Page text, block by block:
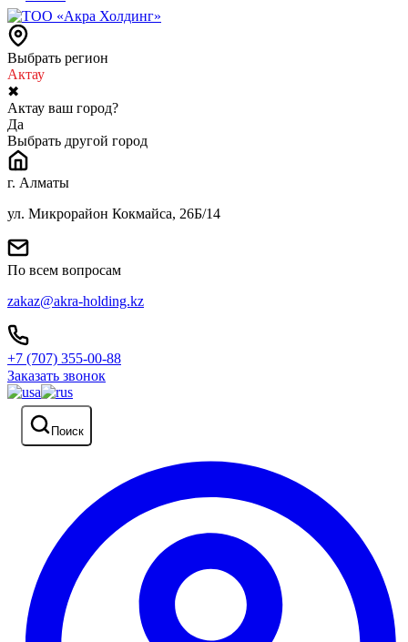
Выбрать регион
Актау
✖
Актау ваш город?
Да
Выбрать другой город
г. Алматы
ул. Микрорайон Кокмайса, 26Б/14
По всем вопросам
zakaz@akra-holding.kz
+7 (707) 355-00-88
Заказать звонок
Поиск